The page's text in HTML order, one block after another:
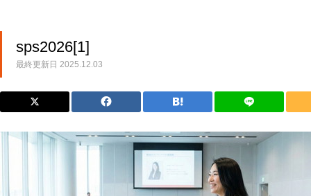
sps2026[1]
最終更新日 2025.12.03